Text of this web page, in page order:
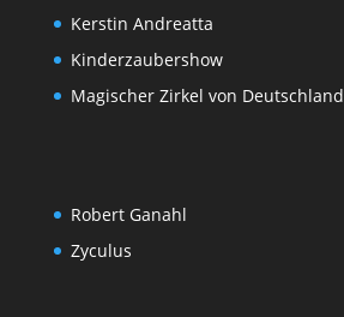
Kerstin Andreatta
Kinderzaubershow
Magischer Zirkel von Deutschland
Robert Ganahl
Zyculus